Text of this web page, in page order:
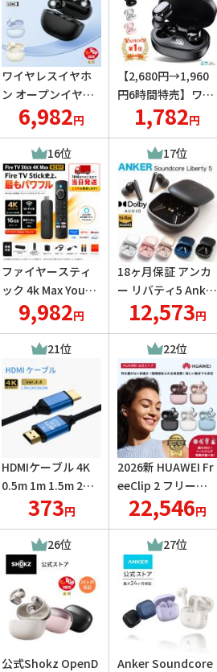
応【PL保険加入済
み製品・安心】
画撮影 Pocket4P
ワイヤレスイヤホ
ン オープンイヤー
イヤーカフ SOUND
PEATS UU2 Blueto
oth6.0 LDAC ハイ
レゾ対応 耳を塞が
ない 最大40時間再
生 物理ボタン 軽量
防水 IPX5
6,982円
【2,680円→1,960
円6時間特売】ワイ
ヤレス イヤホン Bl
uetooth 6.0 ブル
ートゥース iPhone
17 16 15 14 13 8 x
Plus 12 Android ヘ
ッドホン 左右分離
爆買
1,782円
16位
ファイヤースティ
ック 4k Max YouTu
beボタン 2026年発
売モデル ファイヤ
ースティックTV Fir
e TV Stick マック
ス アレクサ Alexa
9,982円
17位
18ヶ月保証 アンカ
ー リバティ5 Anker
Soundcore Libert
y 5 Bluetooth 5.4
A3957 ワイヤレス
イヤホン サウンド
コア クリスマスプ
レゼント
12,573円
21位
HDMIケーブル 4K
0.5m 1m 1.5m 2m 3
m 5m 10m 15m 20
ケーブル 4KHD高画
質 4Kケーブル パソ
コン PS5 テレビ
373円
22位
2026新 HUAWEI Fr
eeClip 2 フリーク
リップ ワイヤレス
オープンイヤー Blu
etooth 6.0 適応型
リスニング体験 ク
リアな通話 38時間
再生 IP57防塵防水 i
OS/Android
22,546円
26位
公式Shokz OpenD
27位
Anker Soundcore